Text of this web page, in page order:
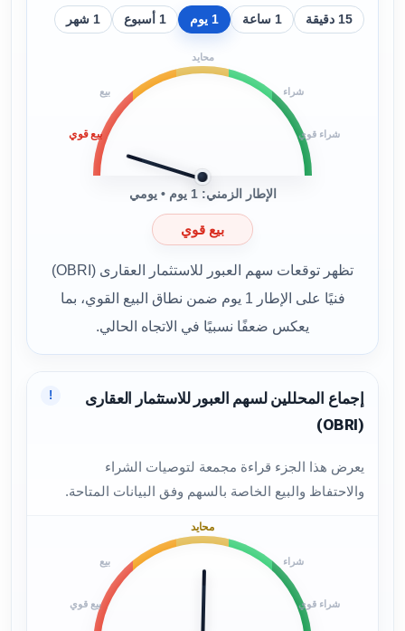
15 دقيقة 1 ساعة 1 يوم 1 أسبوع 1 شهر
بيع قوي
بيع
محايد
شراء
شراء قوي
الإطار الزمني: 1 يوم • يومي
بيع قوي
تظهر توقعات سهم العبور للاستثمار العقارى (OBRI)
فنيًا على الإطار 1 يوم ضمن نطاق البيع القوي، بما
يعكس ضعفًا نسبيًا في الاتجاه الحالي.
إجماع المحللين لسهم العبور للاستثمار العقارى
(OBRI)
يعرض هذا الجزء قراءة مجمعة لتوصيات الشراء
والاحتفاظ والبيع الخاصة بالسهم وفق البيانات المتاحة.
!
بيع قوي
بيع
محايد
شراء
شراء قوي